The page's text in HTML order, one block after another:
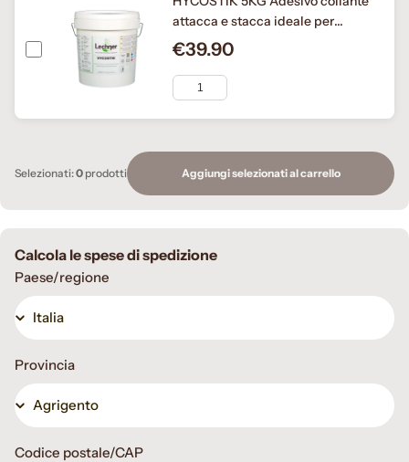
attacca e stacca ideale per
pavimenti in pvc e cushion
(consumo 100g/mq)
€39.90
Selezionati:0 prodotti Aggiungi selezionati al carrello
Calcola le spese di spedizione
Paese/regione
Provincia
Codice postale/CAP